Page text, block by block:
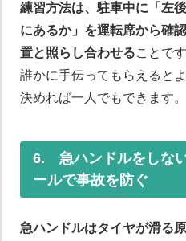
練習方法は、駐車中に「左
にあるか」を運転席から確
置と照らし合わせることです
誰かに手伝ってもらえると
決めれば一人でもできます。
6. 急ハンドルをしな
ールで事故を防ぐ
急ハンドルはタイヤが滑る